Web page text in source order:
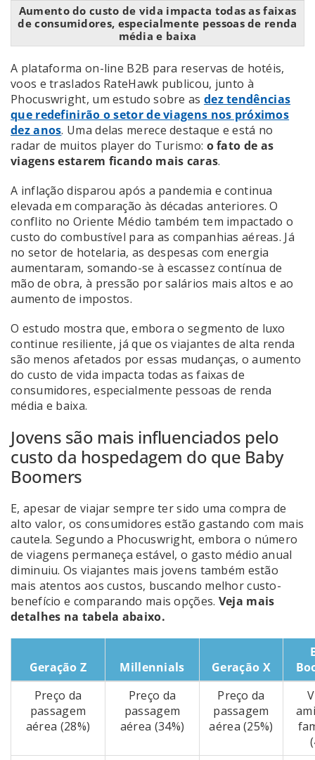
Aumento do custo de vida impacta todas as faixas
de consumidores, especialmente pessoas de renda
média e baixa
A plataforma on-line B2B para reservas de hotéis,
voos e traslados RateHawk publicou, junto à
Phocuswright, um estudo sobre as dez tendências
que redefinirão o setor de viagens nos próximos
dez anos. Uma delas merece destaque e está no
radar de muitos player do Turismo: o fato de as
viagens estarem ficando mais caras.
A inflação disparou após a pandemia e continua
elevada em comparação às décadas anteriores. O
conflito no Oriente Médio também tem impactado o
custo do combustível para as companhias aéreas. Já
no setor de hotelaria, as despesas com energia
aumentaram, somando-se à escassez contínua de
mão de obra, à pressão por salários mais altos e ao
aumento de impostos.
O estudo mostra que, embora o segmento de luxo
continue resiliente, já que os viajantes de alta renda
são menos afetados por essas mudanças, o aumento
do custo de vida impacta todas as faixas de
consumidores, especialmente pessoas de renda
média e baixa.
Jovens são mais influenciados pelo
custo da hospedagem do que Baby
Boomers
E, apesar de viajar sempre ter sido uma compra de
alto valor, os consumidores estão gastando com mais
cautela. Segundo a Phocuswright, embora o número
de viagens permaneça estável, o gasto médio anual
diminuiu. Os viajantes mais jovens também estão
mais atentos aos custos, buscando melhor custo-
benefício e comparando mais opções. Veja mais
detalhes na tabela abaixo.
Geração Z Millennials Geração X
Preço da
passagem
aérea (28%)
Preço da
passagem
aérea (34%)
Preço da
passagem
aérea (25%)